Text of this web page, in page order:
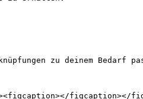
zu deinem Bedarf
figcaption></